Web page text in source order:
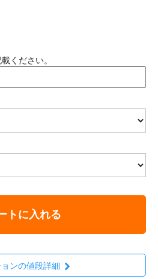
ください。
トに入れる
ンの値段詳細